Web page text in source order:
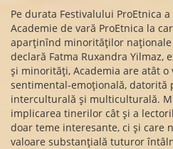
Pe durata Festivalului ProEtnica
Academie de vară ProEtnica la
aparținînd minorităților naționale
declară Fatma Ruxandra Yilmaz,
și minorități, Academia are atât o
sentimental-emoțională, datorită
interculturală și multiculturală.
implicarea tinerilor cât și a
doar teme interesante, ci și care
valoare substanțială tuturor